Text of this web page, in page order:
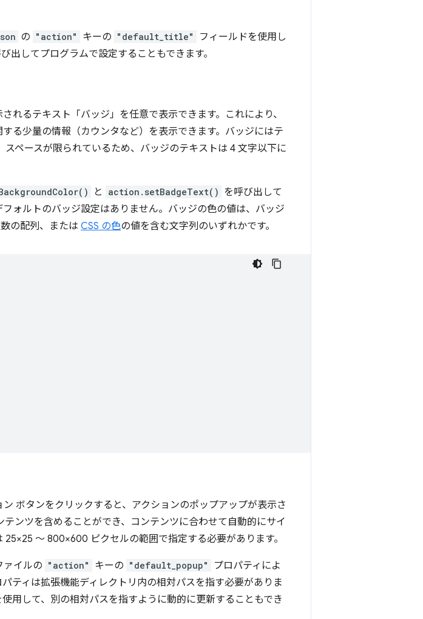
の "action" キーの "default_title"
フィールドを使用し
出してプログラムで設定することもできます。
れるテキスト「バッジ」を任意で表示できます。これにより、
る少量の情報（カウンタなど）を表示できます。バッジにはテ
ペースが限られているため、バッジのテキストは 4 文字以下に
と action.setBadgeText() を呼び出して
ォルトのバッジ設定はありません。バッジの色の値は、バッジ
の配列、または CSS の色の値を含む文字列のいずれかです。
ボタンをクリックすると、アクションのポップアップが表示さ
ンツを含めることができ、コンテンツに合わせて自動的にサイ
～ 800×600 ピクセルの範囲で指定する必要があります。
ァイルの "action" キーの "default_popup"
プロパティによ
ティは拡張機能ディレクトリ内の相対パスを指す必要がありま
使用して、別の相対パスを指すように動的に更新することもでき